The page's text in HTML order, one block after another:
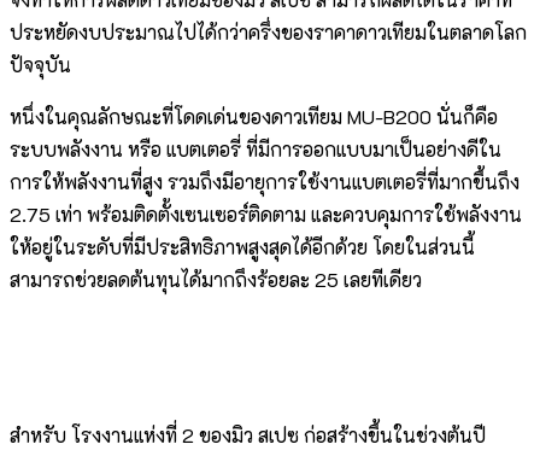
ประหยัดงบประมาณไปได้กว่าครึ่งของราคาดาวเทียมในตลาดโลก
ปัจจุบัน
หนึ่งในคุณลักษณะที่โดดเด่นของดาวเทียม MU-B200 นั่นก็คือ
ระบบพลังงาน หรือ แบตเตอรี่ ที่มีการออกแบบมาเป็นอย่างดีใน
การให้พลังงานที่สูง รวมถึงมีอายุการใช้งานแบตเตอรี่ที่มากขึ้นถึง
2.75 เท่า พร้อมติดตั้งเซนเซอร์ติดตาม และควบคุมการใช้พลังงาน
ให้อยู่ในระดับที่มีประสิทธิภาพสูงสุดได้อีกด้วย โดยในส่วนนี้
สามารถช่วยลดต้นทุนได้มากถึงร้อยละ 25 เลยทีเดียว
สำหรับ โรงงานแห่งที่ 2 ของมิว สเปซ ก่อสร้างขึ้นในช่วงต้นปี